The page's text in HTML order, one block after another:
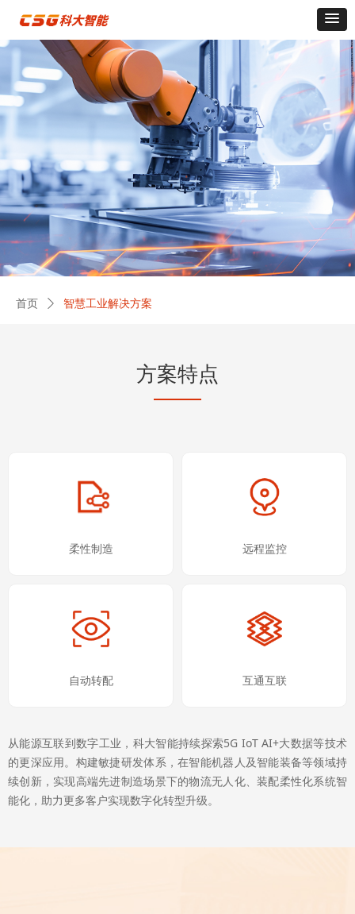
首页 ꄲ 智慧工业解决方案
方案特点
柔性制造 远程监控
互通互联
从能源互联到数字工业，科大智能持续探索5G IoT AI+大数据等技术
的更深应用。构建敏捷研发体系，在智能机器人及智能装备等领域持
续创新，实现高端先进制造场景下的物流无人化、装配柔性化系统智
能化，助力更多客户实现数字化转型升级。
自动转配